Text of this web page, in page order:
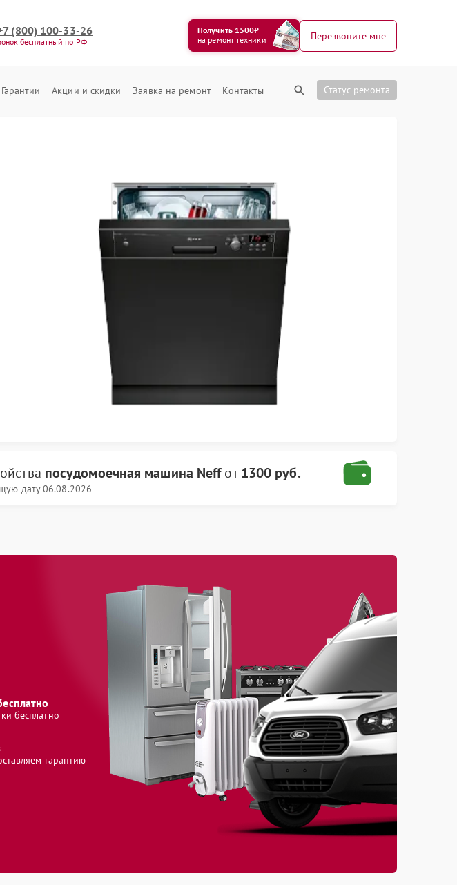
(800) 100-33-26
бесплатный по РФ
Получить 1500₽
на ремонт техники
Перезвоните мне
Гарантии Акции и скидки Заявка на ремонт Контакты Статус ремонта
посудомоечная машина Neffот1300 руб.
дату 06.08.2026
бесплатно
гарантию